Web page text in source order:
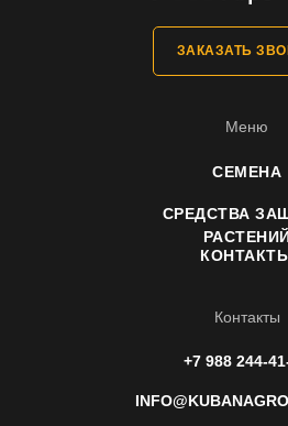
Меню
СЕМЕНА
СРЕДСТВА
ЗАКАЗАТЬ
Контакты
+7 988 244-